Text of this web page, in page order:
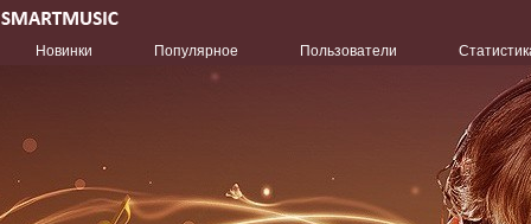
Новинки Популярное Пользователи